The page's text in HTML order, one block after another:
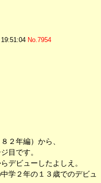
No.7954
２年編）から、
目です。
デビューしたよしえ。
学２年の１３歳でのデビュ